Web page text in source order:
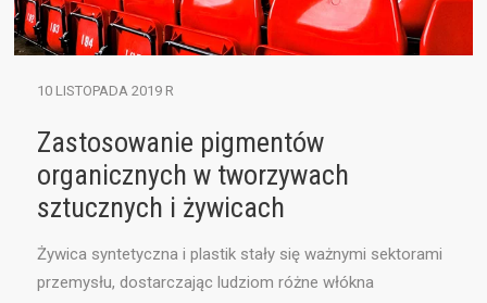
10 LISTOPADA 2019 R
Zastosowanie pigmentów
organicznych w tworzywach
sztucznych i żywicach
Żywica syntetyczna i plastik stały się ważnymi sektorami
przemysłu, dostarczając ludziom różne włókna